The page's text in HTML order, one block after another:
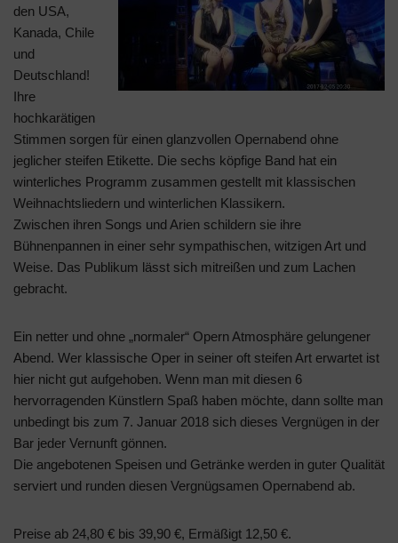
den USA,
Kanada, Chile
und
Deutschland!
Ihre
hochkarätigen
Stimmen sorgen für einen glanzvollen Opernabend ohne
jeglicher steifen Etikette. Die sechs köpfige Band hat ein
winterliches Programm zusammen gestellt mit klassischen
Weihnachtsliedern und winterlichen Klassikern.
Zwischen ihren Songs und Arien schildern sie ihre
Bühnenpannen in einer sehr sympathischen, witzigen Art und
Weise. Das Publikum lässt sich mitreißen und zum Lachen
gebracht.
Ein netter und ohne „normaler“ Opern Atmosphäre gelungener
Abend. Wer klassische Oper in seiner oft steifen Art erwartet ist
hier nicht gut aufgehoben. Wenn man mit diesen 6
hervorragenden Künstlern Spaß haben möchte, dann sollte man
unbedingt bis zum 7. Januar 2018 sich dieses Vergnügen in der
Bar jeder Vernunft gönnen.
Die angebotenen Speisen und Getränke werden in guter Qualität
serviert und runden diesen Vergnügsamen Opernabend ab.
Preise ab 24,80 € bis 39,90 €, Ermäßigt 12,50 €.